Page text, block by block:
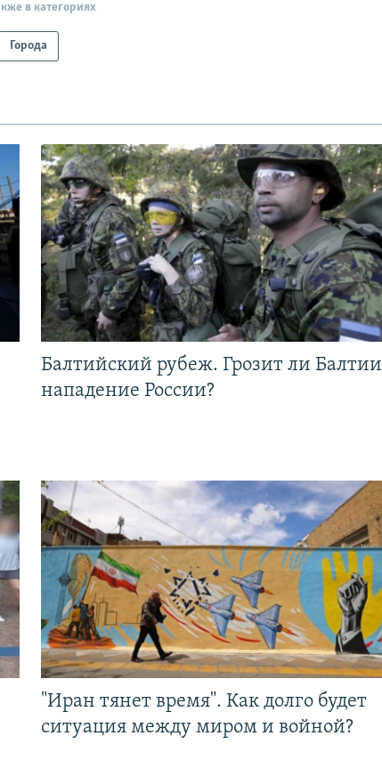
в категориях
Города
Балтийский рубеж. Грозит ли Балтии
нападение России?
"Иран тянет время". Как долго будет
ситуация между миром и войной?